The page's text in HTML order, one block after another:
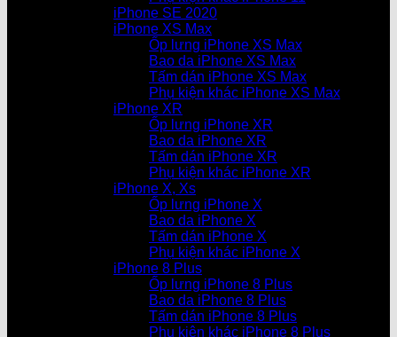
iPhone SE 2020
iPhone XS Max
Ốp lưng iPhone XS Max
Bao da iPhone XS Max
Tấm dán iPhone XS Max
Phụ kiện khác iPhone XS Max
iPhone XR
Ốp lưng iPhone XR
Bao da iPhone XR
Tấm dán iPhone XR
Phụ kiện khác iPhone XR
iPhone X, Xs
Ốp lưng iPhone X
Bao da iPhone X
Tấm dán iPhone X
Phụ kiện khác iPhone X
iPhone 8 Plus
Ốp lưng iPhone 8 Plus
Bao da iPhone 8 Plus
Tấm dán iPhone 8 Plus
Phụ kiện khác iPhone 8 Plus